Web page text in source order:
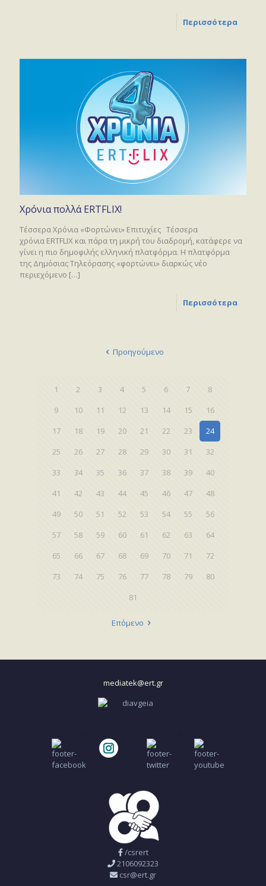
Περισσότερα
Χρόνια πολλά ERTFLIX!
Τέσσερα Χρόνια «Φορτώνει» Επιτυχίες Τέσσερα
χρόνια ERTFLIΧ και πάρα τη μικρή του διαδρομή, κατάφερε να
γίνει η πιο δημοφιλής ελληνική πλατφόρμα. H πλατφόρμα
της Δημόσιας Τηλεόρασης «φορτώνει» διαρκώς νέο
περιεχόμενο […]
Περισσότερα
Προηγούμενο
1 2 3 4 5 6 7
8
9
10 11 12 13 14 15
16
17
18 19 20 21 22 23
24
25
26 27 28 29 30 31
32
33
34 35 36 37 38 39
40
41
42 43 44 45 46 47
48
49
50 51 52 53 54 55
56
57
58 59 60 61 62 63
64
65
66 67 68 69 70 71
72
73
74 75 76 77 78 79
80
81
Επόμενο
mediatek@ert.gr
/csrert
2106092323
csr@ert.gr